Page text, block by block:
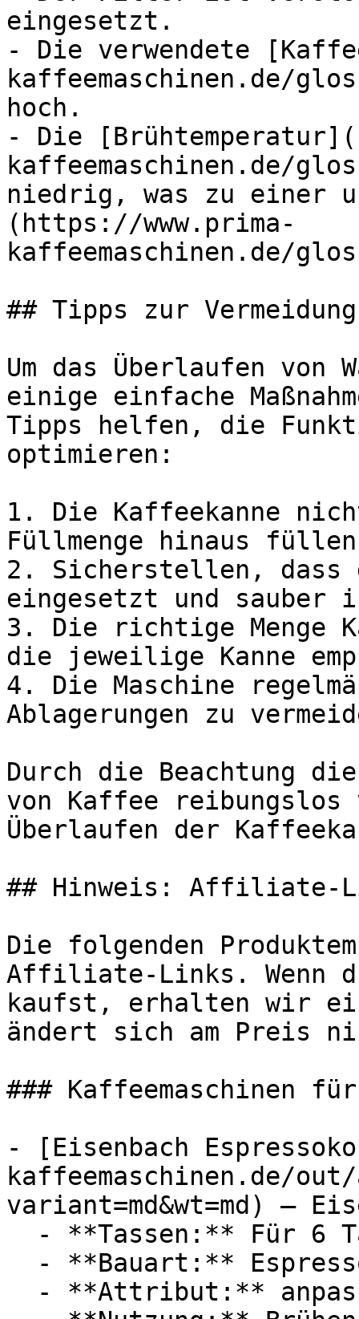
eingesetzt.
- Die verwendete
kaffeemaschinen.de/
hoch.
- Die
kaffeemaschinen.de/
niedrig, was zu einer
(https://www.prima-
kaffeemaschinen.de/
## Tipps zur
Um das Überlaufen von
einige einfache
Tipps helfen, die
optimieren:
1. Die Kaffeekanne
Füllmenge hinaus
2. Sicherstellen,
eingesetzt und sauber
3. Die richtige Menge
die jeweilige Kanne
4. Die Maschine
Ablagerungen zu
Durch die Beachtung
von Kaffee
Überlaufen der
## Hinweis: Affiliate-
Die folgenden
Affiliate-Links. Wenn
kaufst, erhalten wir
ändert sich am Preis
### Kaffeemaschinen
- [Eisenbach
kaffeemaschinen.de/out/
variant=md&wt=md) —